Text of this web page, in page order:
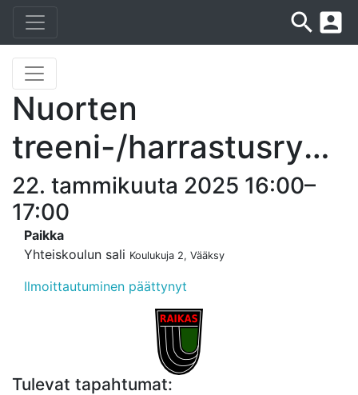
search account_box
Nuorten
treeni-/harrastusryhmä
22. tammikuuta 2025 16:00–
17:00
Paikka
Yhteiskoulun sali Koulukuja 2, Vääksy
Ilmoittautuminen päättynyt
Tulevat tapahtumat: